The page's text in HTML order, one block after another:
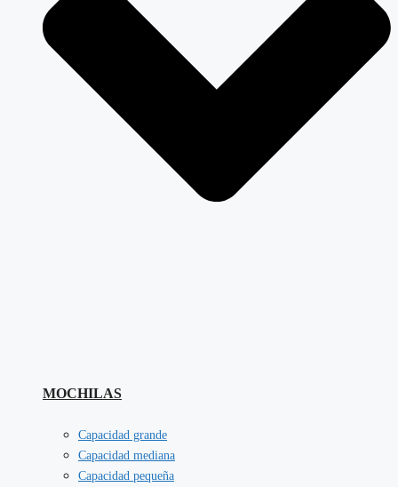
MOCHILAS
Capacidad grande
Capacidad mediana
Capacidad pequeña